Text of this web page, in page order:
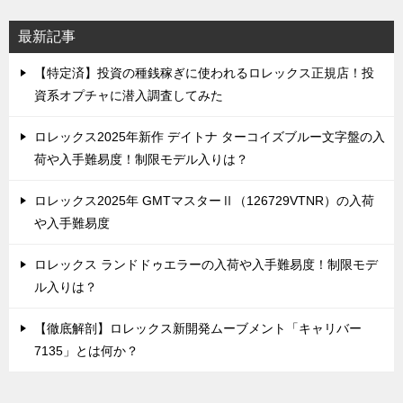
最新記事
【特定済】投資の種銭稼ぎに使われるロレックス正規店！投
資系オプチャに潜入調査してみた
ロレックス2025年新作 デイトナ ターコイズブルー文字盤の入
荷や入手難易度！制限モデル入りは？
ロレックス2025年 GMTマスターⅡ（126729VTNR）の入荷
や入手難易度
ロレックス ランドドゥエラーの入荷や入手難易度！制限モデ
ル入りは？
【徹底解剖】ロレックス新開発ムーブメント「キャリバー
7135」とは何か？